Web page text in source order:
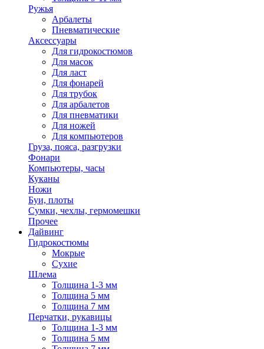
Ружья
Арбалеты
Пневматические
Аксессуары
Для гидрокостюмов
Для масок
Для ласт
Для фонарей
Для трубок
Для арбалетов
Для пневматики
Для ножей
Для компьютеров
Груза, пояса, разгрузки
Фонари
Компьютеры, часы
Куканы
Ножи
Буи, плоты
Сумки, чехлы, гермомешки
Прочее
Дайвинг
Гидрокостюмы
Мокрые
Сухие
Шлема
Толщина 1-3 мм
Толщина 5 мм
Толщина 7 мм
Перчатки, рукавицы
Толщина 1-3 мм
Толщина 5 мм